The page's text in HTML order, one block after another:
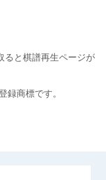
ると棋譜再生ページが
録商標です。